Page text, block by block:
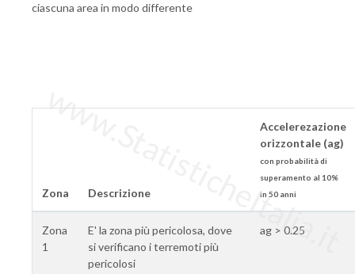
ciascuna area in modo differente
Zona Descrizione
Accelerezazione
orizzontale (ag)
con probabilità di
superamento al 10%
in 50 anni
Zona
1
E' la zona più pericolosa, dove
si verificano i terremoti più
pericolosi
ag > 0.25
www.StatisticheItalia.it